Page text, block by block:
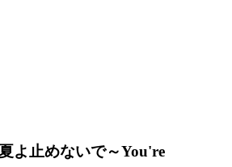
よ止めないで～You're